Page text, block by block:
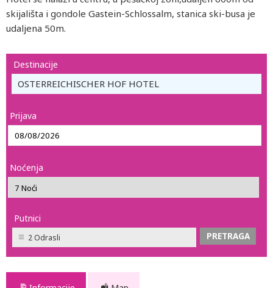
skijališta i gondole Gastein-Schlossalm, stanica ski-busa je
udaljena 50m.
Destinacije
OSTERREICHISCHER HOF HOTEL
Prijava
Noćenja
Putnici
2 Odrasli